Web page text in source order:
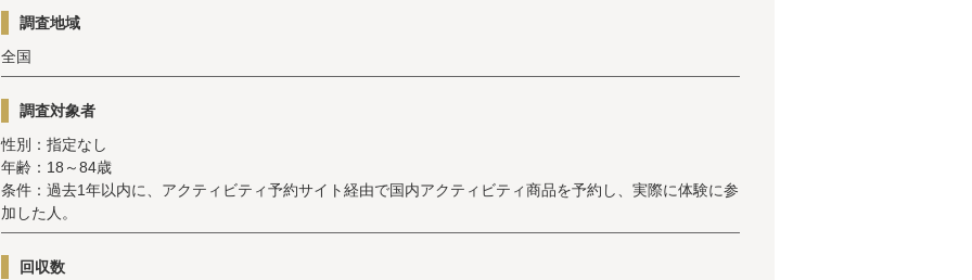
調査地域
全国
調査対象者
性別：指定なし
年齢：18～84歳
条件：過去1年以内に、アクティビティ予約サイト経由で国内アクティビティ商品を予約し、実際に体験に参
加した人。
回収数